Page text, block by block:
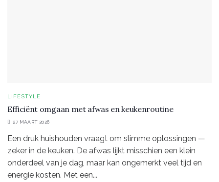
LIFESTYLE
Efficiënt omgaan met afwas en keukenroutine
27 MAART 2026
Een druk huishouden vraagt om slimme oplossingen —
zeker in de keuken. De afwas lijkt misschien een klein
onderdeel van je dag, maar kan ongemerkt veel tijd en
energie kosten. Met een...